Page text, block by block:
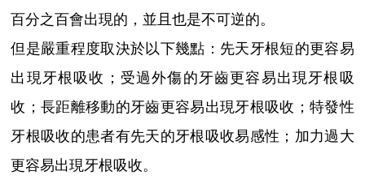
百分之百會出現的，並且也是不可逆的。
但是嚴重程度取決於以下幾點：先天牙根短的更容易
出現牙根吸收；受過外傷的牙齒更容易出現牙根吸
收；長距離移動的牙齒更容易出現牙根吸收；特發性
牙根吸收的患者有先天的牙根吸收易感性；加力過大
更容易出現牙根吸收。